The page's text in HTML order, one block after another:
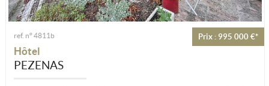
Prix : 995 000 €*
ref. n° 4811b
Hôtel
PEZENAS